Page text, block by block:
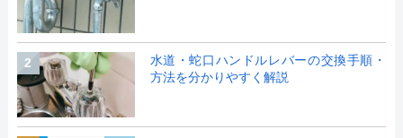
2
水道・蛇口ハンドルレバーの交換手順・
方法を分かりやすく解説